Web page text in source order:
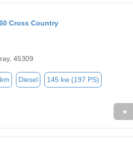
Cross Country
45309
Diesel 145 kw (197 PS)
★